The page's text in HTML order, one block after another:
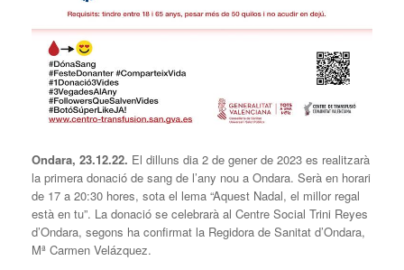
Ondara, 23.12.22. El dilluns dia 2 de gener de 2023 es realitzarà
la primera donació de sang de l’any nou a Ondara. Serà en horari
de 17 a 20:30 hores, sota el lema “Aquest Nadal, el millor regal
està en tu”. La donació se celebrarà al Centre Social Trini Reyes
d’Ondara, segons ha confirmat la Regidora de Sanitat d’Ondara,
Mª Carmen Velázquez.